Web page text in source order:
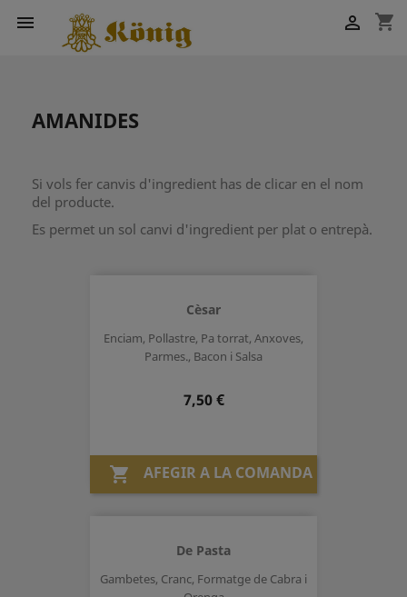
 shopping_cart

AMANIDES
Si vols fer canvis d'ingredient has de clicar en el nom
del producte.
Es permet un sol canvi d'ingredient per plat o entrepà.
Cèsar
Enciam, Pollastre, Pa torrat, Anxoves,
Parmes., Bacon i Salsa
Preu
7,50 €
 AFEGIR A LA COMANDA
De Pasta
Gambetes, Cranc, Formatge de Cabra i